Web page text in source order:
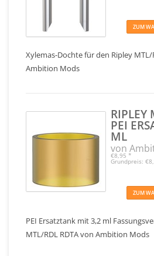
ZUM
Xylemas-Dochte für den Ripley MTL/
Ambition Mods
RIPLEY
PEI
ML
von
€8,95 *
Grundpreis:
ZUM
PEI Ersatztank mit 3,2 ml
MTL/RDL RDTA von Ambition Mods